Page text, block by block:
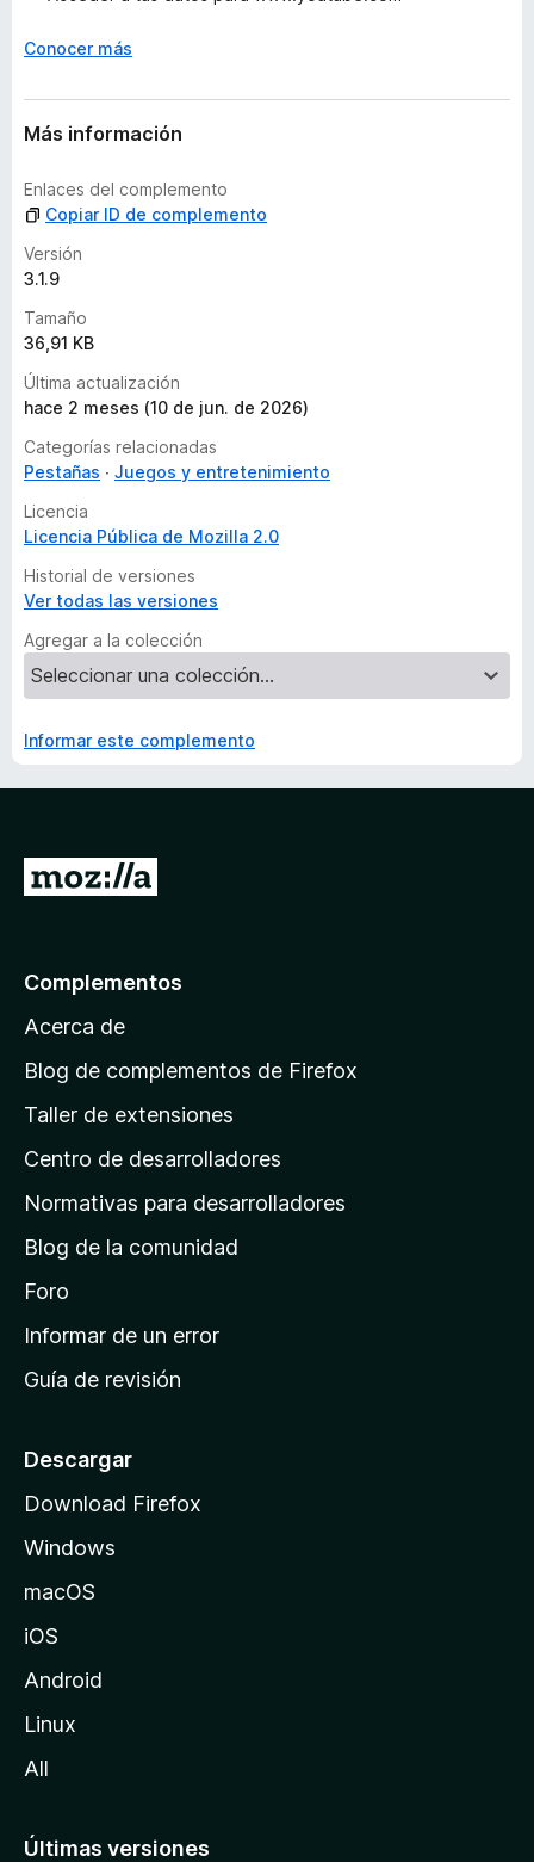
i
n
e
Conocer más
Más información
Enlaces del complemento
Copiar ID de complemento
Versión
3.1.9
Tamaño
36,91 KB
Última actualización
hace 2 meses (10 de jun. de 2026)
Categorías relacionadas
Pestañas
Juegos y entretenimiento
Licencia
Licencia Pública de Mozilla 2.0
Historial de versiones
Ver todas las versiones
Agregar a la colección
Informar este complemento
p
á
n
a
e
i
n
c
o
e
M
i
l
Complementos
Acerca de
Blog de complementos de Firefox
Taller de extensiones
Centro de desarrolladores
Normativas para desarrolladores
Blog de la comunidad
Foro
Informar de un error
Guía de revisión
Descargar
Download Firefox
Windows
macOS
iOS
Android
Linux
All
Últimas versiones